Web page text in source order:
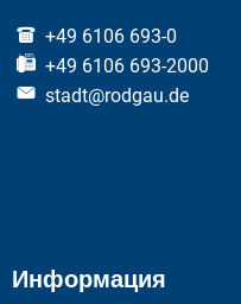
+49 6106 693-0
+49 6106 693-2000
stadt@rodgau.de
Информация